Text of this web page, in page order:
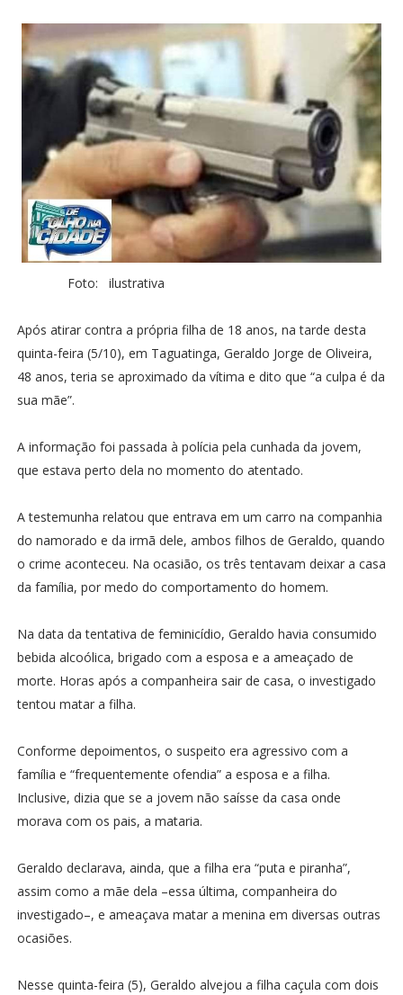
Foto: ilustrativa
Após atirar contra a própria filha de 18 anos, na tarde desta
quinta-feira (5/10), em Taguatinga, Geraldo Jorge de Oliveira,
48 anos, teria se aproximado da vítima e dito que “a culpa é da
sua mãe”.
A informação foi passada à polícia pela cunhada da jovem,
que estava perto dela no momento do atentado.
A testemunha relatou que entrava em um carro na companhia
do namorado e da irmã dele, ambos filhos de Geraldo, quando
o crime aconteceu. Na ocasião, os três tentavam deixar a casa
da família, por medo do comportamento do homem.
Na data da tentativa de feminicídio, Geraldo havia consumido
bebida alcoólica, brigado com a esposa e a ameaçado de
morte. Horas após a companheira sair de casa, o investigado
tentou matar a filha.
Conforme depoimentos, o suspeito era agressivo com a
família e “frequentemente ofendia” a esposa e a filha.
Inclusive, dizia que se a jovem não saísse da casa onde
morava com os pais, a mataria.
Geraldo declarava, ainda, que a filha era “puta e piranha”,
assim como a mãe dela –essa última, companheira do
investigado–, e ameaçava matar a menina em diversas outras
ocasiões.
Nesse quinta-feira (5), Geraldo alvejou a filha caçula com dois